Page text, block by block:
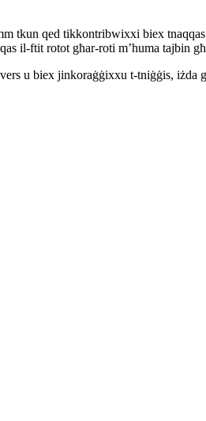
tkun qed tikkontribwixxi biex
il-ftit rotot għar-roti m’huma tajbin
u biex jinkoraġġixxu t-tniġġis, iżda